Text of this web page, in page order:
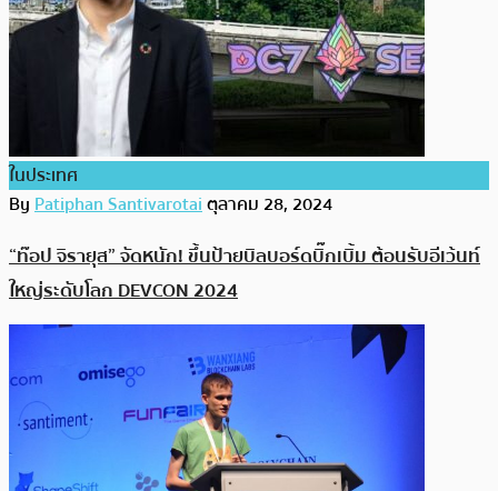
ในประเทศ
ByPatiphan Santivarotaiตุลาคม 28, 2024
“ท๊อป จิรายุส” จัดหนัก! ขึ้นป้ายบิลบอร์ดบิ๊กเบิ้ม ต้อนรับอีเว้นท์
ใหญ่ระดับโลก DEVCON 2024